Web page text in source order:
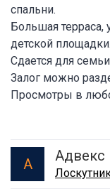
спальни.
Большая терраса,
детской площадки.
Сдается для
Залог можно
Просмотры в
А Адвекс